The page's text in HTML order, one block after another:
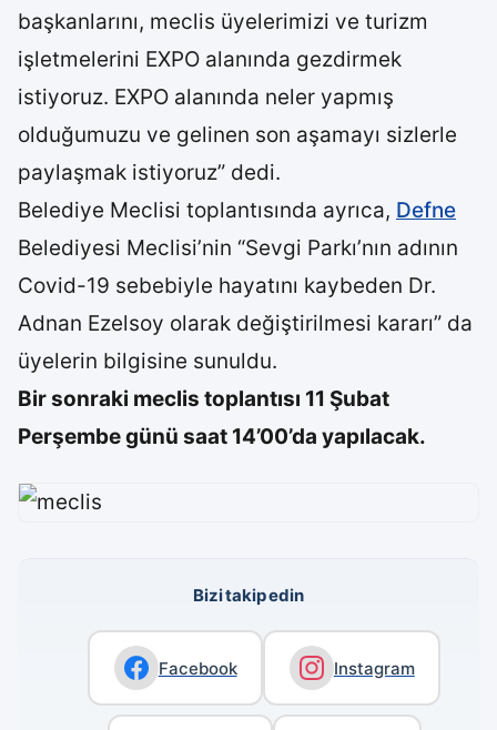
başkanlarını, meclis üyelerimizi ve turizm
işletmelerini EXPO alanında gezdirmek
istiyoruz. EXPO alanında neler yapmış
olduğumuzu ve gelinen son aşamayı sizlerle
paylaşmak istiyoruz” dedi.
Belediye Meclisi toplantısında ayrıca, Defne
Belediyesi Meclisi’nin “Sevgi Parkı’nın adının
Covid-19 sebebiyle hayatını kaybeden Dr.
Adnan Ezelsoy olarak değiştirilmesi kararı” da
üyelerin bilgisine sunuldu.
Bir sonraki meclis toplantısı 11 Şubat
Perşembe günü saat 14’00’da yapılacak.
Bizi takip edin
Facebook Instagram